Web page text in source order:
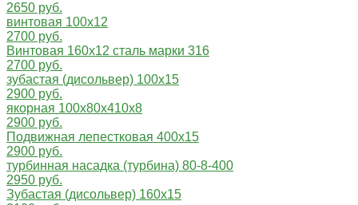
2650 руб.
винтовая 100х12
2700 руб.
Винтовая 160х12 сталь марки 316
2700 руб.
зубастая (дисольвер) 100х15
2900 руб.
якорная 100x80x410x8
2900 руб.
Подвижная лепестковая 400х15
2900 руб.
турбинная насадка (турбина) 80-8-400
2950 руб.
Зубастая (дисольвер) 160х15